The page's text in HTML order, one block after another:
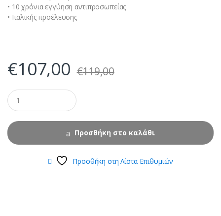
• 10 χρόνια εγγύηση αντιπροσωπείας
• Ιταλικής προέλευσης
€107,00 €119,00
Προσθήκη στο καλάθι
Προσθήκη στη Λίστα Επιθυμιών